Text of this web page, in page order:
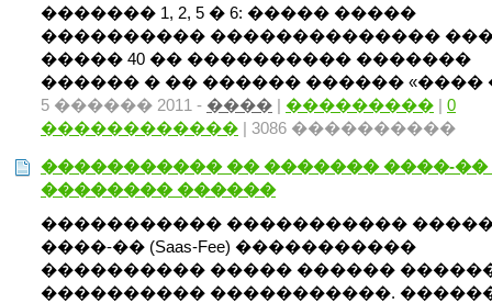
������� 1, 2, 5 � 6: ����� �����
���������� ��������������
����� 40 �� ���������� �������
������ � �� ������ ������ «����
5 ������ 2011 - ���� | ��������� | 0
������������ | 3086 ����������
����������� �� ������� ����-��
�������� ������
����������� �����������
����-�� (Saas-Fee) �����������
���������� ����� ������
���������� �����������.